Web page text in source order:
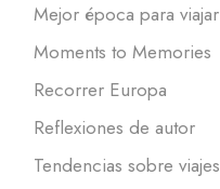
Mejor época para viajar
Moments to Memories
Recorrer Europa
Reflexiones de autor
Tendencias sobre viajes